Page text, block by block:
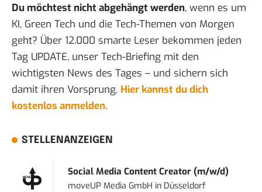
Du möchtest nicht abgehängt werden, wenn es um
KI, Green Tech und die Tech-Themen von Morgen
geht? Über 12.000 smarte Leser bekommen jeden
Tag UPDATE, unser Tech-Briefing mit den
wichtigsten News des Tages – und sichern sich
damit ihren Vorsprung. Hier kannst du dich
kostenlos anmelden.
STELLENANZEIGEN
Social Media Content Creator (m/w/d)
moveUP Media GmbH in Düsseldorf